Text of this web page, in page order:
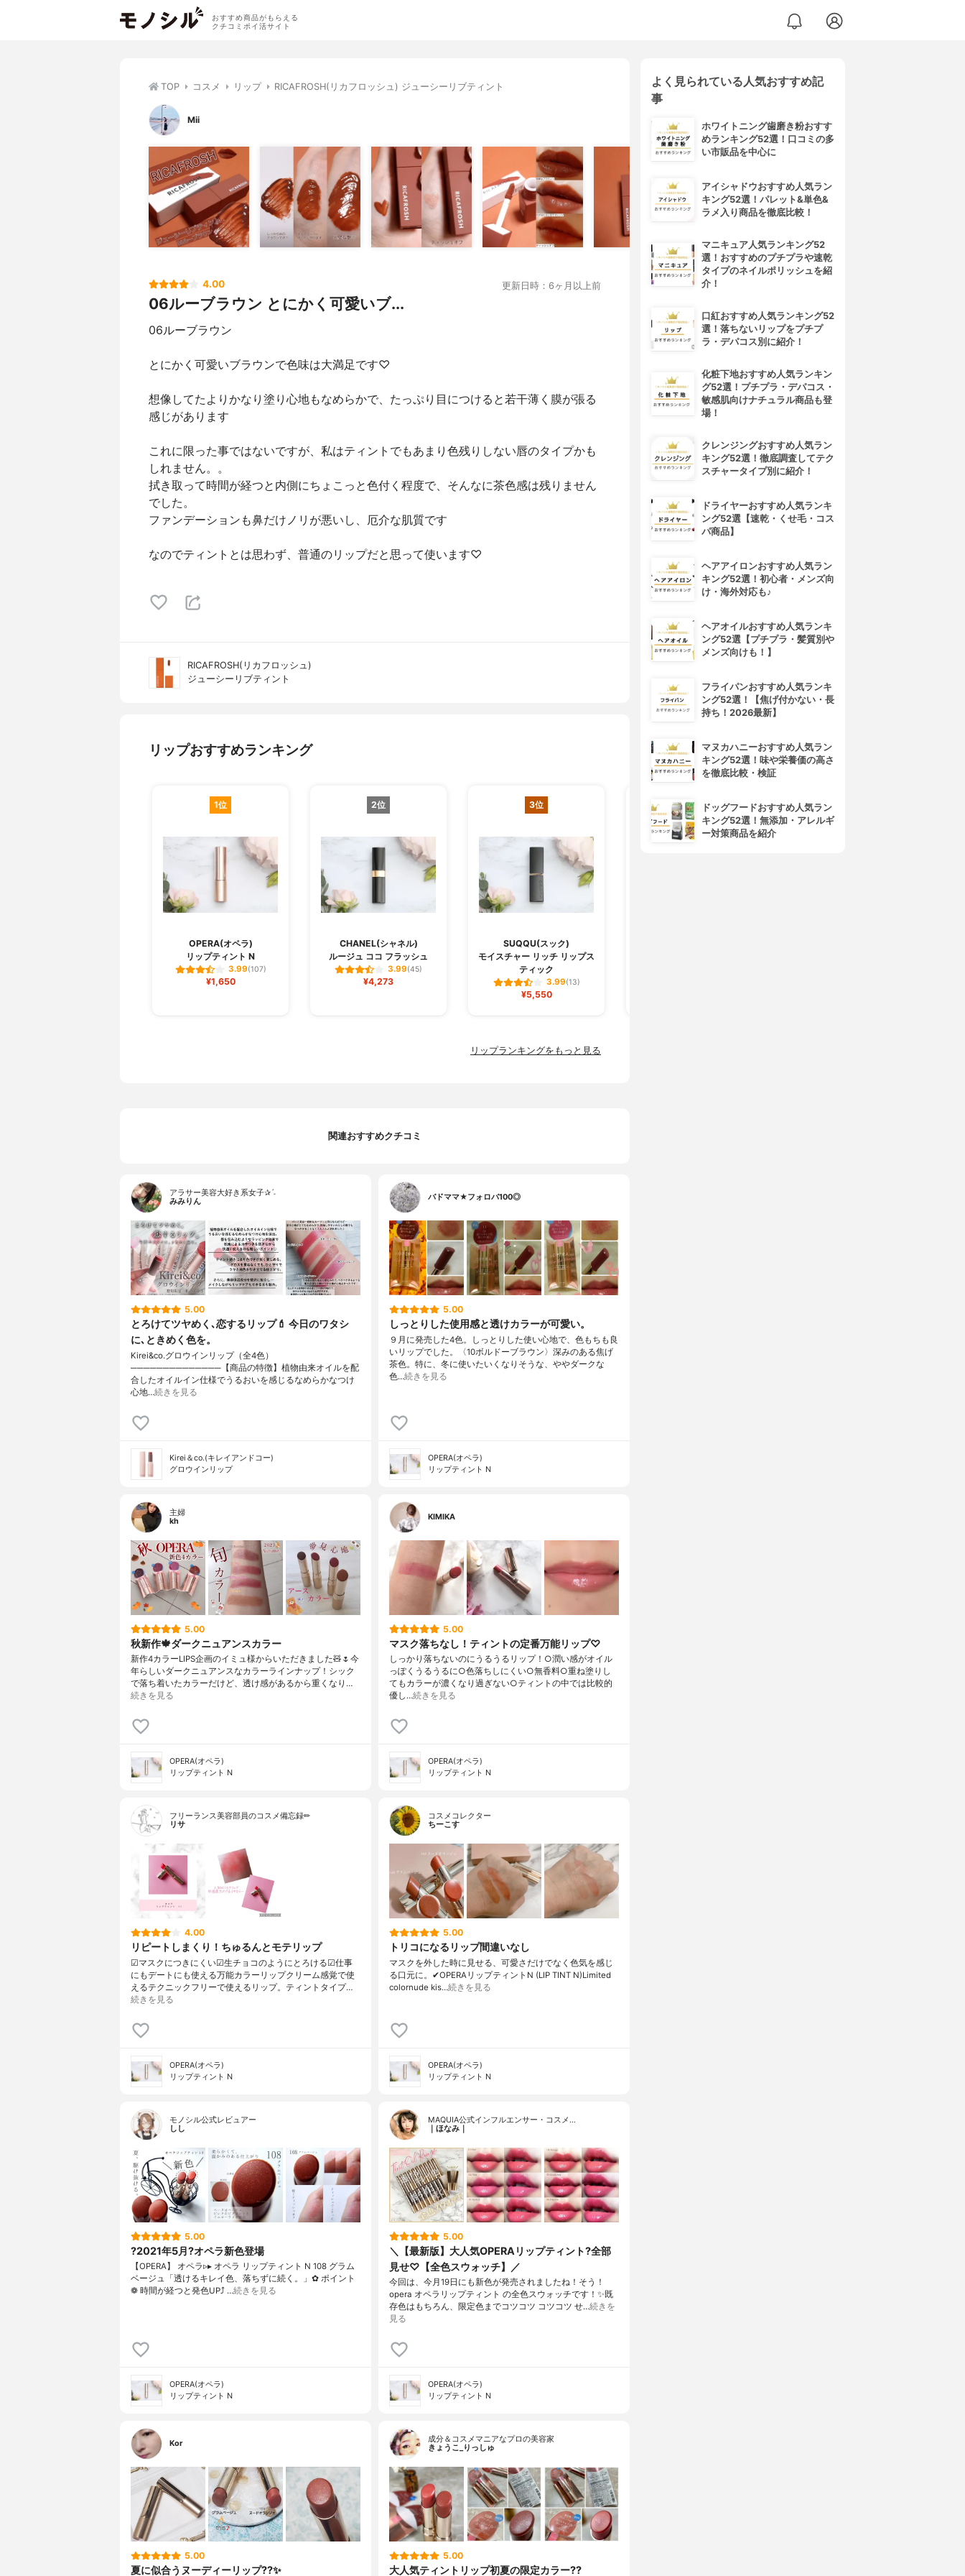
おすすめ商品がもらえる
クチコミポイ活サイト
TOP コスメ リップ RICAFROSH(リカフロッシュ) ジューシーリブティント
Mii
4.00 更新日時：6ヶ月以上前
06ルーブラウン とにかく可愛いブ...
06ルーブラウン
とにかく可愛いブラウンで色味は大満足です♡
想像してたよりかなり塗り心地もなめらかで、たっぷり目につけると若干薄く膜が張る
感じがあります
これに限った事ではないですが、私はティントでもあまり色残りしない唇のタイプかも
しれません。。
拭き取って時間が経つと内側にちょこっと色付く程度で、そんなに茶色感は残りません
でした。
ファンデーションも鼻だけノリが悪いし、厄介な肌質です
なのでティントとは思わず、普通のリップだと思って使います♡
RICAFROSH(リカフロッシュ)
ジューシーリブティント
リップおすすめランキング
1位
OPERA(オペラ)
リップティント N
3.99(107)
¥1,650
2位
CHANEL(シャネル)
ルージュ ココ フラッシュ
3.99(45)
¥4,273
3位
SUQQU(スック)
モイスチャー リッチ リップス
ティック
3.99(13)
¥5,550
4位
リップランキングをもっと見る
関連おすすめクチコミ
アラサー美容大好き系女子✰ˊ˗
みみりん
5.00
とろけてツヤめく､恋するリップ💄 今日のワタシ
に､ときめく色を。
Kirei&co.グロウインリップ（全4色）
──────────────【商品の特徴】植物由来オイルを配
合したオイルイン仕様でうるおいを感じるなめらかなつけ
心地…続きを見る
Kirei＆co.(キレイアンドコー)
グロウインリップ
バドママ★フォロバ100◎
5.00
しっとりした使用感と透けカラーが可愛い。
９月に発売した4色。しっとりした使い心地で、色もちも良
いリップでした。〈10ボルドーブラウン〉深みのある焦げ
茶色。特に、冬に使いたいくなりそうな、ややダークな
色…続きを見る
OPERA(オペラ)
リップティント N
主婦
kh
5.00
秋新作🍁ダークニュアンスカラー
新作4カラーLIPS企画のイミュ様からいただきました🧸🌷今
年らしいダークニュアンスなカラーラインナップ！シック
で落ち着いたカラーだけど、透け感があるから重くなり…
続きを見る
OPERA(オペラ)
リップティント N
KIMIKA
5.00
マスク落ちなし！ティントの定番万能リップ♡
しっかり落ちないのにうるうるリップ！○潤い感がオイル
っぽくうるうるに○色落ちしにくい○無香料○重ね塗りし
てもカラーが濃くなり過ぎない○ティントの中では比較的
優し…続きを見る
OPERA(オペラ)
リップティント N
フリーランス美容部員のコスメ備忘録✏︎
リサ
4.00
リピートしまくり！ちゅるんとモテリップ
☑︎マスクにつきにくい☑︎生チョコのようにとろける☑︎仕事
にもデートにも使える万能カラーリップクリーム感覚で使
えるテクニックフリーで使えるリップ。ティントタイプ…
続きを見る
OPERA(オペラ)
リップティント N
コスメコレクター
ちーこす
5.00
トリコになるリップ間違いなし
マスクを外した時に見せる、可愛さだけでなく色気を感じ
る口元に。✔︎OPERAリップティントN (LIP TINT N)Limited
colornude kis…続きを見る
OPERA(オペラ)
リップティント N
モノシル公式レビュアー
しし
5.00
?2021年5月?オペラ新色登場
【OPERA】 オペラ▹▸ オペラ リップティント N 108 グラム
ベージュ「透けるキレイ色、落ちずに続く。」✿ ポイント
❁︎ 時間が経つと発色UP⤴ …続きを見る
OPERA(オペラ)
リップティント N
MAQUIA公式インフルエンサー・コスメ…
｜ほなみ｜
5.00
＼【最新版】大人気OPERAリップティント?全部
見せ♡【全色スウォッチ】／
今回は、今月19日にも新色が発売されましたね！そう！
opera オペラリップティント の全色スウォッチです！✨既
存色はもちろん、限定色までコツコツ コツコツ せ…続きを
見る
OPERA(オペラ)
リップティント N
Kor
5.00
夏に似合うヌーディーリップ??✨
成分＆コスメマニアなプロの美容家
きょうこ_りっしゅ
5.00
大人気ティントリップ初夏の限定カラー??
よく見られている人気おすすめ記
事
ホワイトニング歯磨き粉おすす
めランキング52選！口コミの多
い市販品を中心に
アイシャドウおすすめ人気ラン
キング52選！パレット&単色&
ラメ入り商品を徹底比較！
マニキュア人気ランキング52
選！おすすめのプチプラや速乾
タイプのネイルポリッシュを紹
介！
口紅おすすめ人気ランキング52
選！落ちないリップをプチプ
ラ・デパコス別に紹介！
化粧下地おすすめ人気ランキン
グ52選！プチプラ・デパコス・
敏感肌向けナチュラル商品も登
場！
クレンジングおすすめ人気ラン
キング52選！徹底調査してテク
スチャータイプ別に紹介！
ドライヤーおすすめ人気ランキ
ング52選【速乾・くせ毛・コス
パ商品】
ヘアアイロンおすすめ人気ラン
キング52選！初心者・メンズ向
け・海外対応も♪
ヘアオイルおすすめ人気ランキ
ング52選【プチプラ・髪質別や
メンズ向けも！】
フライパンおすすめ人気ランキ
ング52選！【焦げ付かない・長
持ち！2026最新】
マヌカハニーおすすめ人気ラン
キング52選！味や栄養価の高さ
を徹底比較・検証
ドッグフードおすすめ人気ラン
キング52選！無添加・アレルギ
ー対策商品を紹介